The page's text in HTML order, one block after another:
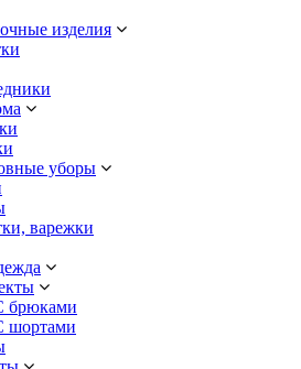
изделия
уборы
варежки
брюками
шортами